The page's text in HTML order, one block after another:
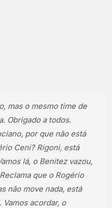
mas o mesmo time de
Obrigado a todos.
por que não está
Ceni? Rigoni, está
lá, o Benitez vazou,
que o Rogério
não move nada, está
acordar, o